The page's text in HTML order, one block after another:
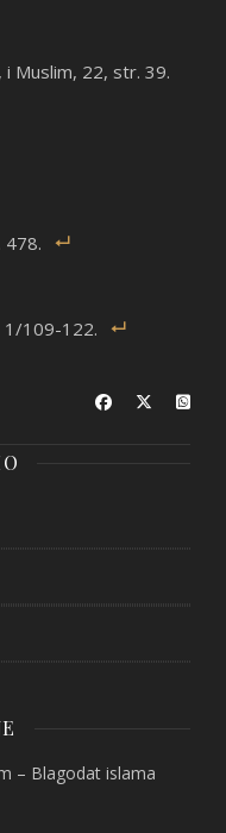
Muslim, 22, str. 39.
478.
1/109-122.
– Blagodat islama